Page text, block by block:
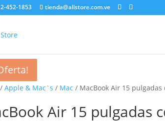
452-1853 tienda@allstore.com.ve
/Apple & Mac`s / Mac / MacBook Air 15 pulgadas
Air 15 pulgadas